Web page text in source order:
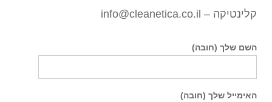
קלינטיקה – info@cleanetica.co.il
השם שלך (חובה)
האימייל שלך (חובה)